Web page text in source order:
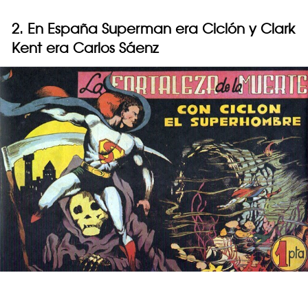
2. En España Superman era Ciclón y Clark
Kent era Carlos Sáenz